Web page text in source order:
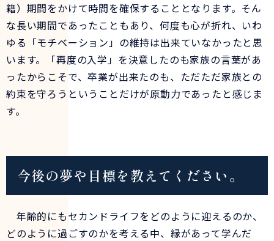
籍）期間をかけて時間を確保することとなります。そん
な長い期間であったこともあり、何度も心が折れ、いわ
ゆる「モチベーション」の維持は出来ていなかったと思
います。「再度の入学」を決意したのも家族の言葉があ
ったからこそで、卒業が出来たのも、ただただ家族との
約束を守ろうということだけが原動力であったと感じま
す。
今後の夢や目標を教えてください。
年齢的にもセカンドライフをどのように迎えるのか、
どのように過ごすのかを考える中、縁があって学んだ